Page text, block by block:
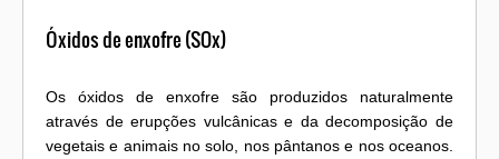
Óxidos de enxofre (SOx)
Os óxidos de enxofre são produzidos naturalmente
através de erupções vulcânicas e da decomposição de
vegetais e animais no solo, nos pântanos e nos oceanos.